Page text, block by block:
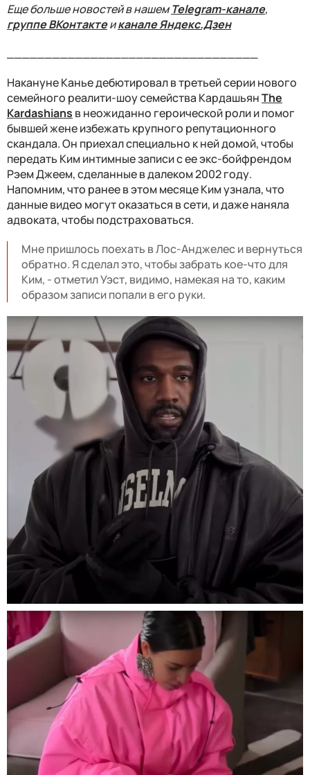
Еще больше новостей в нашемTelegram-канале,
группе ВКонтактеиканале Яндекс.Дзен
Накануне Канье дебютировал в третьей серии нового
семейного реалити-шоу семейства КардашьянThe
Kardashians в неожиданно героической роли и помог
бывшей жене избежать крупного репутационного
скандала. Он приехал специально к ней домой, чтобы
передать Ким интимные записи с ее экс-бойфрендом
Рэем Джеем, сделанные в далеком 2002 году.
Напомним, что ранее в этом месяце Ким узнала, что
данные видео могут оказаться в сети, и даже наняла
адвоката, чтобы подстраховаться.
Мне пришлось поехать в Лос-Анджелес и вернуться
обратно. Я сделал это, чтобы забрать кое-что для
Ким, - отметил Уэст, видимо, намекая на то, каким
образом записи попали в его руки.